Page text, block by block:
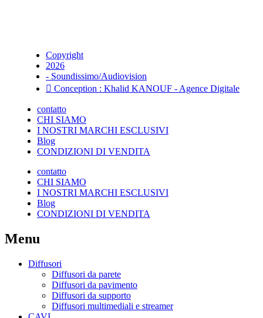
Copyright
2026
- Soundissimo/Audiovision
Conception : Khalid KANOUF - Agence Digitale
contatto
CHI SIAMO
I NOSTRI MARCHI ESCLUSIVI
Blog
CONDIZIONI DI VENDITA
contatto
CHI SIAMO
I NOSTRI MARCHI ESCLUSIVI
Blog
CONDIZIONI DI VENDITA
Menu
Diffusori
Diffusori da parete
Diffusori da pavimento
Diffusori da supporto
Diffusori multimediali e streamer